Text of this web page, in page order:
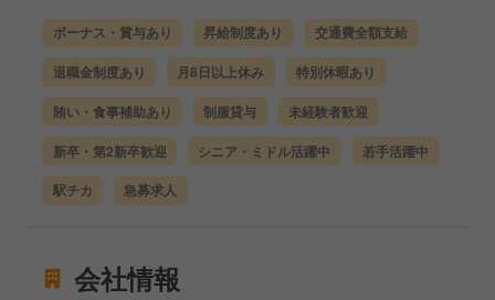
ボーナス・賞与あり 昇給制度あり 交通費全額支給
退職金制度あり 月8日以上休み 特別休暇あり
賄い・食事補助あり 制服貸与 未経験者歓迎
新卒・第2新卒歓迎 シニア・ミドル活躍中 若手活躍中
駅チカ 急募求人
会社情報